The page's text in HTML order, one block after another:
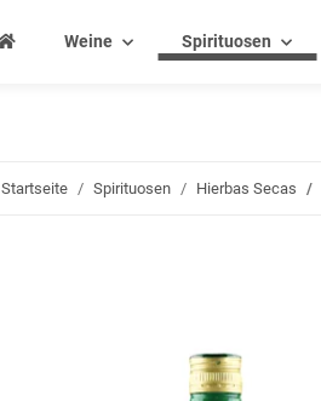
Weine Spirituosen
Startseite Spirituosen Hierbas Secas